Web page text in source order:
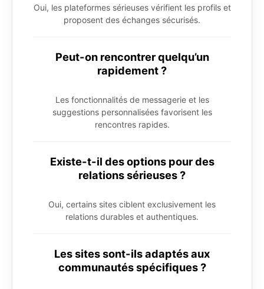
Oui, les plateformes sérieuses vérifient les profils et
proposent des échanges sécurisés.
Peut-on rencontrer quelqu’un
rapidement ?
Les fonctionnalités de messagerie et les
suggestions personnalisées favorisent les
rencontres rapides.
Existe-t-il des options pour des
relations sérieuses ?
Oui, certains sites ciblent exclusivement les
relations durables et authentiques.
Les sites sont-ils adaptés aux
communautés spécifiques ?